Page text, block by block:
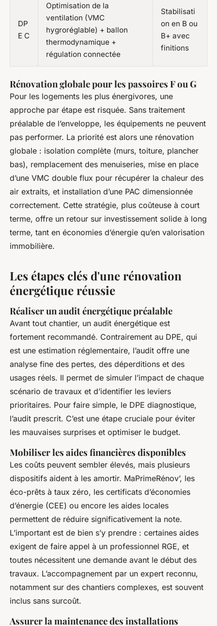
DP
E C
Optimisation de la
ventilation (VMC
hygroréglable) + ballon
thermodynamique +
régulation connectée
Stabilisati
on en B ou
B+ avec
finitions
Rénovation globale pour les passoires F ou G
Pour les logements les plus énergivores, une
approche par étape est risquée. Sans traitement
préalable de l’enveloppe, les équipements ne peuvent
pas performer. La priorité est alors une rénovation
globale : isolation complète (murs, toiture, plancher
bas), remplacement des menuiseries, mise en place
d’une VMC double flux pour récupérer la chaleur des
air extraits, et installation d’une PAC dimensionnée
correctement. Cette stratégie, plus coûteuse à court
terme, offre un retour sur investissement solide à long
terme, tant en économies d’énergie qu’en valorisation
immobilière.
Les étapes clés d'une rénovation
énergétique réussie
Réaliser un audit énergétique préalable
Avant tout chantier, un audit énergétique est
fortement recommandé. Contrairement au DPE, qui
est une estimation réglementaire, l’audit offre une
analyse fine des pertes, des déperditions et des
usages réels. Il permet de simuler l’impact de chaque
scénario de travaux et d’identifier les leviers
prioritaires. Pour faire simple, le DPE diagnostique,
l’audit prescrit. C’est une étape cruciale pour éviter
les mauvaises surprises et optimiser le budget.
Mobiliser les aides financières disponibles
Les coûts peuvent sembler élevés, mais plusieurs
dispositifs aident à les amortir. MaPrimeRénov’, les
éco-prêts à taux zéro, les certificats d’économies
d’énergie (CEE) ou encore les aides locales
permettent de réduire significativement la note.
L’important est de bien s’y prendre : certaines aides
exigent de faire appel à un professionnel RGE, et
toutes nécessitent une demande avant le début des
travaux. L’accompagnement par un expert reconnu,
notamment sur des chantiers complexes, est souvent
inclus sans surcoût.
Assurer la maintenance des installations